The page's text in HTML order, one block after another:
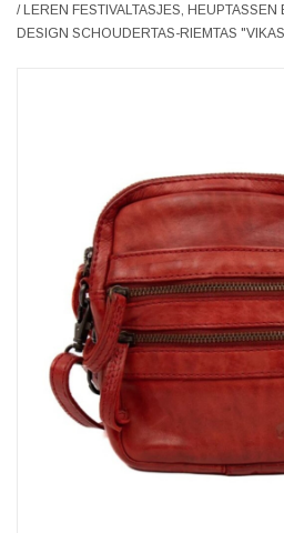
Veronese Design
Giftware & Lifestyle &
Collectables
Bezoek ons
Nieuw
/LEREN FESTIVALTASJES, HEUPTASSEN
DESIGN SCHOUDERTAS-RIEMTAS